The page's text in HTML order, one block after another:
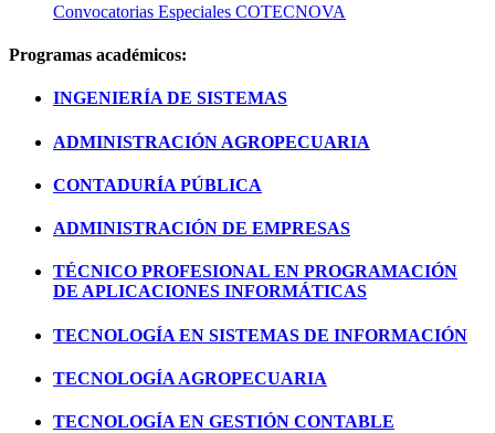
Convocatorias Especiales COTECNOVA
Programas académicos:
INGENIERÍA DE SISTEMAS
ADMINISTRACIÓN AGROPECUARIA
CONTADURÍA PÚBLICA
ADMINISTRACIÓN DE EMPRESAS
TÉCNICO PROFESIONAL EN PROGRAMACIÓN
DE APLICACIONES INFORMÁTICAS
TECNOLOGÍA EN SISTEMAS DE INFORMACIÓN
TECNOLOGÍA AGROPECUARIA
TECNOLOGÍA EN GESTIÓN CONTABLE